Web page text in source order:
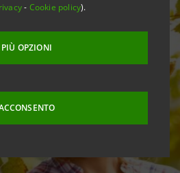
- Cookie policy).
PIÙ OPZIONI